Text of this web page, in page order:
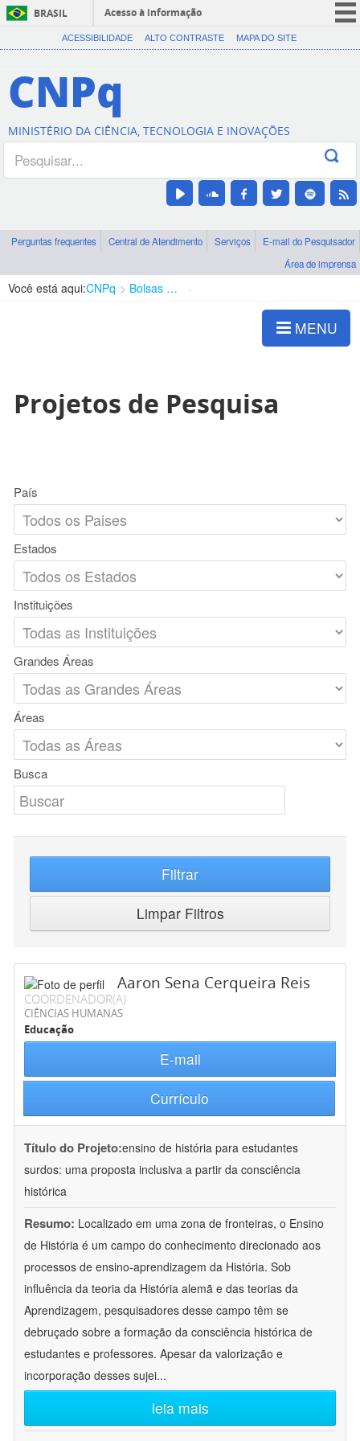
BRASIL
Acesso à informação
CORONAVÍRUS (COVID-19)
Canais
ACESSIBILIDADE ALTO CONTRASTE MAPA DO SITE
CNPq
MINISTÉRIO DA CIÊNCIA, TECNOLOGIA E INOVAÇÕES
Perguntas frequentes Central de Atendimento Serviços
E-mail do Pesquisador
Área de imprensa
Você está aqui:CNPq Bolsas e Auxílios Vigentes
MENU
Projetos de Pesquisa
País
Estados
Instituições
Grandes Áreas
Áreas
Busca
Filtrar
Limpar Filtros
Aaron Sena Cerqueira Reis
COORDENADOR(A)
CIÊNCIAS HUMANAS
Educação
E-mail
Currículo
Título do Projeto:ensino de história para estudantes
surdos: uma proposta inclusiva a partir da consciência
histórica
Resumo: Localizado em uma zona de fronteiras, o Ensino
de História é um campo do conhecimento direcionado aos
processos de ensino-aprendizagem da História. Sob
influência da teoria da História alemã e das teorias da
Aprendizagem, pesquisadores desse campo têm se
debruçado sobre a formação da consciência histórica de
estudantes e professores. Apesar da valorização e
incorporação desses sujei...
leia mais